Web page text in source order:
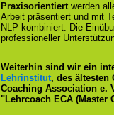
Praxisorientiertwerden
Arbeit präsentiert und mit
NLP kombiniert. Die
professioneller
Weiterhin sind wir ein
Lehrinstitut, des ältesten
Coaching Association e.
"Lehrcoach ECA (Master